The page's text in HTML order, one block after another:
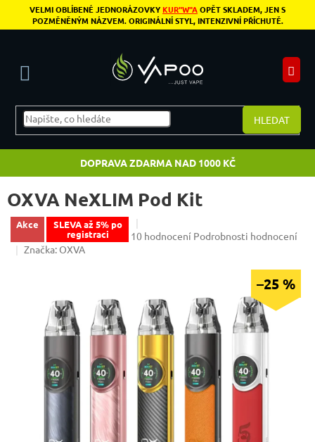
Přejít na obsah
VELMI OBLÍBENÉ JEDNORÁZOVKYKUR"W"AOPĚT SKLADEM, JEN S
POZMĚNĚNÝM NÁZVEM. ORIGINÁLNÍ STYL, INTENZIVNÍ PŘÍCHUTĚ.
HLEDAT
DOPRAVA ZDARMA NAD 1000 KČ
OXVA NeXLIM Pod Kit
Akce
SLEVA až 5% po
registraci
Průměrné hodnocení produktu je 4,6 z 5
10 hodnocení Podrobnosti hodnocení
Značka: OXVA
–25 %